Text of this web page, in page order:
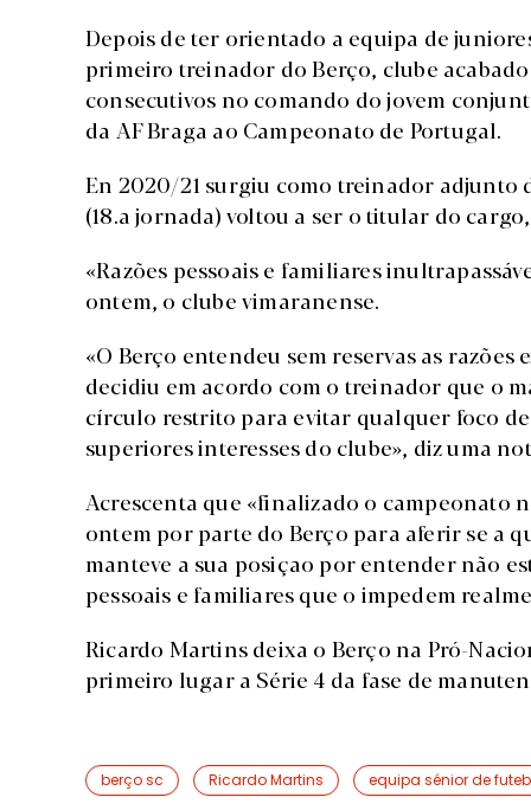
Depois de ter orientado a equipa de
primeiro treinador do Berço, clube
consecutivos no comando do jovem
da AF Braga ao Campeonato de Portugal.
En 2020/21 surgiu como treinador adjunto
(18.a jornada) voltou a ser o titular do
«Razões pessoais e familiares
ontem, o clube vimaranense.
«O Berço entendeu sem reservas as
decidiu em acordo com o treinador que o
círculo restrito para evitar qualquer foco
superiores interesses do clube», diz uma
Acrescenta que «finalizado o campeonato
ontem por parte do Berço para aferir se a
manteve a sua posiçao por entender não
pessoais e familiares que o impedem
Ricardo Martins deixa o Berço na Pró-
primeiro lugar a Série 4 da fase de
berço sc Ricardo Martins equipa sénior de